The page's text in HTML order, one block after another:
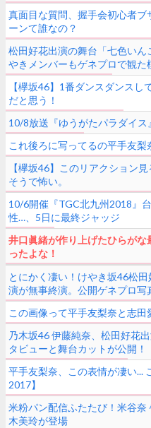
真面目な質問、握手会初心者
ーンて誰なの？
松田好花出演の舞台「七色い
やきメンバーもゲネプロで観た
【欅坂46】1番ダンスダンスし
だと思う！
10/8放送『ゆうがたパラダイス
これ後ろに写ってるの平手友梨
【欅坂46】このリアクション
そうで怖い。
10/6開催『TGC北九州2018』
性…、5日に最終ジャッジ
井口眞緒が作り上げたひらが
ったよな！
とにかく凄い！けやき坂46松
演が無事終演。公開ゲネプロ
この画像って平手友梨奈と志田
乃木坂46 伊藤純奈、松田好花
タビューと舞台カットが公開！
平手友梨奈、この表情が凄い...
2017】
米粉パン配信ふたたび！米谷
木美玲が登場